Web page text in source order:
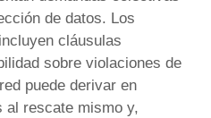
de datos. Los
cláusulas
sobre violaciones de
puede derivar en
al rescate mismo y,